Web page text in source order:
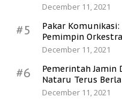
December 11, 2021
#5
Pakar
Pemimpin
December 11, 2021
#6
Pemerintah Jamin
Nataru Terus
December 11, 2021